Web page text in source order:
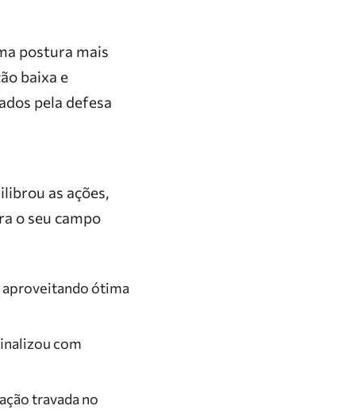
postura mais
baixa e
pela defesa
as ações,
o seu campo
aproveitando ótima
com
travada no